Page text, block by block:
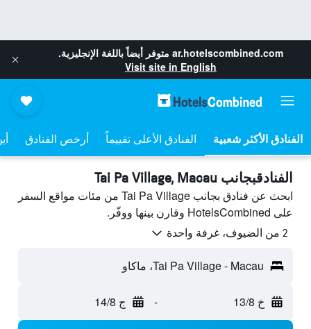
ar.hotelscombined.com متوفر أيضاً باللغة الإنجليزية.
Visit site in English
الفنادق الأعلى تقييماً أرخص الفنادق
الفنادقبجانب Tai Pa Village, Macau
ابحث عن فنادق بجانب Tai Pa Village من مئات مواقع السفر
على HotelsCombined وقارن بينها ووفّر.
2 من الضيوف، غرفة واحدة
Tai Pa Village - Macau، ماكاو
خ 13/8 - ج 14/8